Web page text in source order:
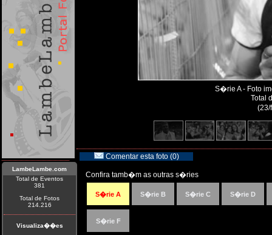
LambeLambe.com
Total de Eventos
381
Total de Fotos
214.216
Visualiza��es
S�rie A - Foto
Total
Comentar esta foto (0)
Confira tamb�m as outras s�ries
S�rie A S�rie B S�rie C S�rie D
S�rie F